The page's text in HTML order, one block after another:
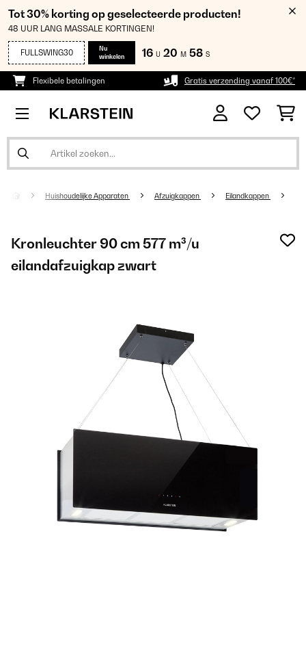
Tot 30% korting op geselecteerde producten!
48 UUR LANG MASSALE KORTINGEN!
FULLSWING30
Nu
winkelen
16 U 20 M 57 S
Flexibele betalingen Gratis verzending vanaf 100€*
Huishoudelijke Apparaten Afzuigkappen Eilandkappen
Kronleuchter 90 cm 577 m³/u
eilandafzuigkap zwart